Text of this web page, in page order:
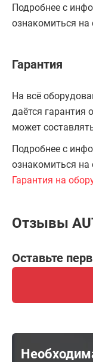
Подробнее с
ознакомиться на
Гарантия
На всё
даётся гарантия
может
Подробнее с
ознакомиться на
Гарантия на
Отзывы
Оставьте